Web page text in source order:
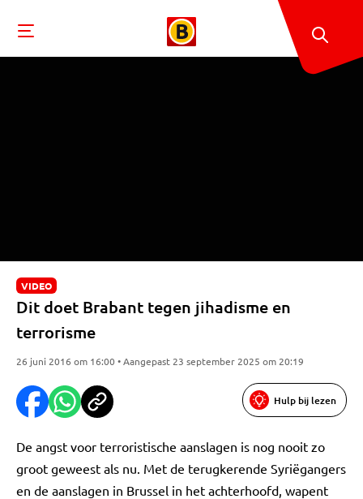
VIDEO
Dit doet Brabant tegen jihadisme en
terrorisme
26 juni 2016 om 16:00 • Aangepast 23 september 2025 om 20:19
Hulp bij lezen
De angst voor terroristische aanslagen is nog nooit zo
groot geweest als nu. Met de terugkerende Syriëgangers
en de aanslagen in Brussel in het achterhoofd, wapent